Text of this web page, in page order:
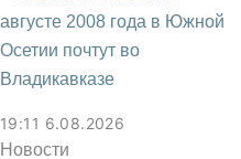
19:11 6.08.2026
Новости